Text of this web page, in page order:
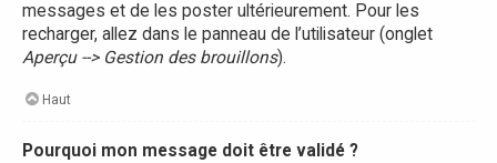
messages et de les poster ultérieurement. Pour les
recharger, allez dans le panneau de l’utilisateur (onglet
Aperçu --> Gestion des brouillons).
Haut
Pourquoi mon message doit être validé ?